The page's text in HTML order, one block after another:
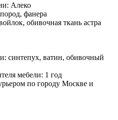
Алеко
фанера
обивочная ткань астра
синтепух, ватин, обивочный
мебели: 1 год
по городу Москве и